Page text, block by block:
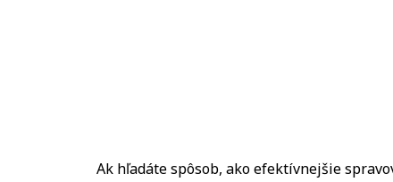
Ak hľadáte spôsob, ako efektívnejšie